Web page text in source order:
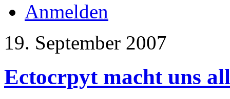
Anmelden
19. September 2007
Ectocrpyt macht uns